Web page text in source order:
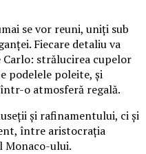
se vor reuni, uniți sub
Fiecare detaliu va
strălucirea cupelor
podelele poleite, și
o atmosferă regală.
și rafinamentului, ci și
între aristocrația
Monaco-ului.